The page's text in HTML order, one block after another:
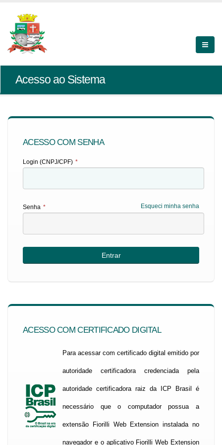
Acesso ao Sistema
ACESSO COM SENHA
Login (CNPJ/CPF) *
Esqueci minha senha
Senha *
ACESSO COM CERTIFICADO DIGITAL
Para acessar com certificado digital emitido por
autoridade certificadora credenciada pela
autoridade certificadora raiz da ICP Brasil é
necessário que o computador possua a
extensão Fiorilli Web Extension instalada no
navegador e o aplicativo Fiorilli Web Extension